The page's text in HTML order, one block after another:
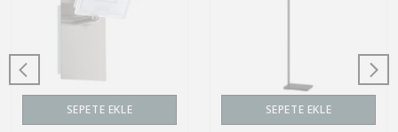
SEPETE EKLE SEPETE EKLE